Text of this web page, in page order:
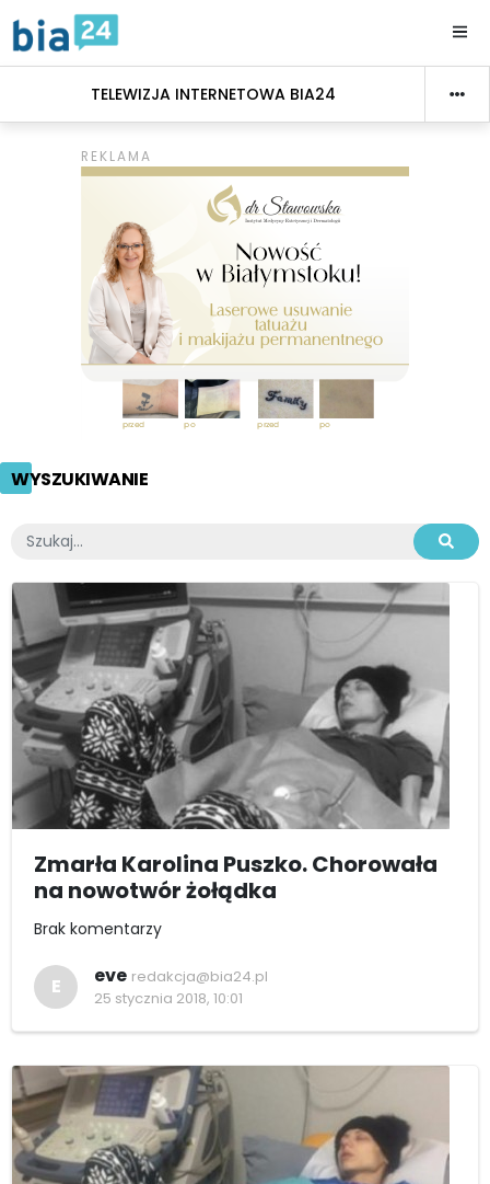
TELEWIZJA INTERNETOWA BIA24
WYSZUKIWANIE
Zmarła Karolina Puszko. Chorowała
na nowotwór żołądka
Brak komentarzy
E eve redakcja@bia24.pl
25 stycznia 2018, 10:01